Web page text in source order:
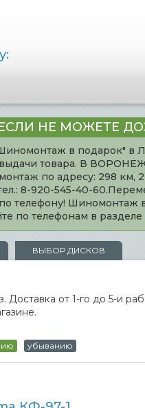
НЕ МОЖЕТЕ
в подарок"
товара. В
по адресу: 298 км,
8-920-545-40-
телефону!
по телефонам в
ВЫБОР ДИСКОВ
Доставка от 1-го до 5-и
убыванию